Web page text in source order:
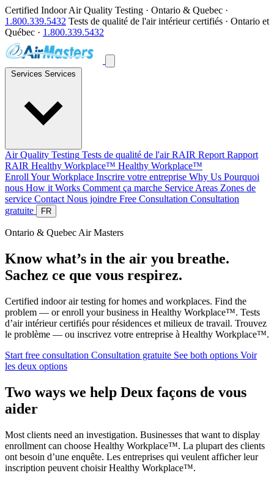
Certified Indoor Air Quality Testing · Ontario & Quebec ·
1.800.339.5432 Tests de qualité de l'air intérieur certifiés · Ontario et
Québec · 1.800.339.5432
Services Services
Air Quality Testing Tests de qualité de l'air RAIR Report Rapport
RAIR Healthy Workplace™ Healthy Workplace™
Enroll Your Workplace Inscrire votre entreprise Why Us Pourquoi
nous How it Works Comment ça marche Service Areas Zones de
service Contact Nous joindre Free Consultation Consultation
gratuite
FR
Ontario & Quebec Air Masters
Know what’s in the air you breathe.
Sachez ce que vous respirez.
Certified indoor air testing for homes and workplaces. Find the
problem — or enroll your business in Healthy Workplace™. Tests
d’air intérieur certifiés pour résidences et milieux de travail. Trouvez
le problème — ou inscrivez votre entreprise à Healthy Workplace™.
Start free consultation Consultation gratuite See both options Voir
les deux options
Two ways we help Deux façons de vous
aider
Most clients need an investigation. Businesses that want to display
enrollment can choose Healthy Workplace™. La plupart des clients
ont besoin d’une enquête. Les entreprises qui veulent afficher leur
inscription peuvent choisir Healthy Workplace™.